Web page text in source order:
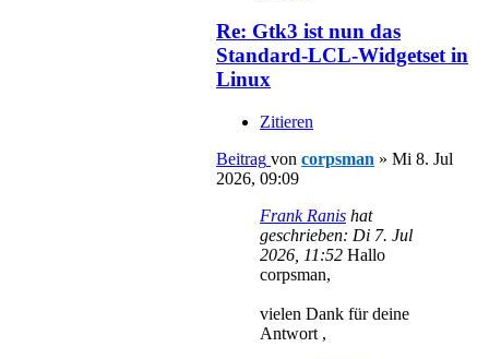
Re: Gtk3 ist nun das
Standard-LCL-Widgetset in
Linux
Zitieren
Beitrag von corpsman » Mi 8. Jul
2026, 09:09
Frank Ranis hat
geschrieben: Di 7. Jul
2026, 11:52 Hallo
corpsman,
vielen Dank für deine
Antwort ,